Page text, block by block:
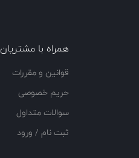
همراه با مشتریان
قوانین و مقررات
حریم خصوصی
سوالات متداول
ثبت نام / ورود